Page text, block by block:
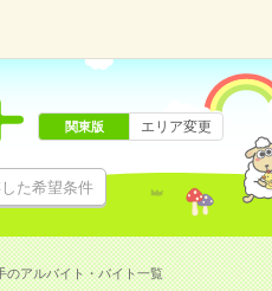
た希望条件
関東版 エリア変更
のアルバイト・バイト一覧